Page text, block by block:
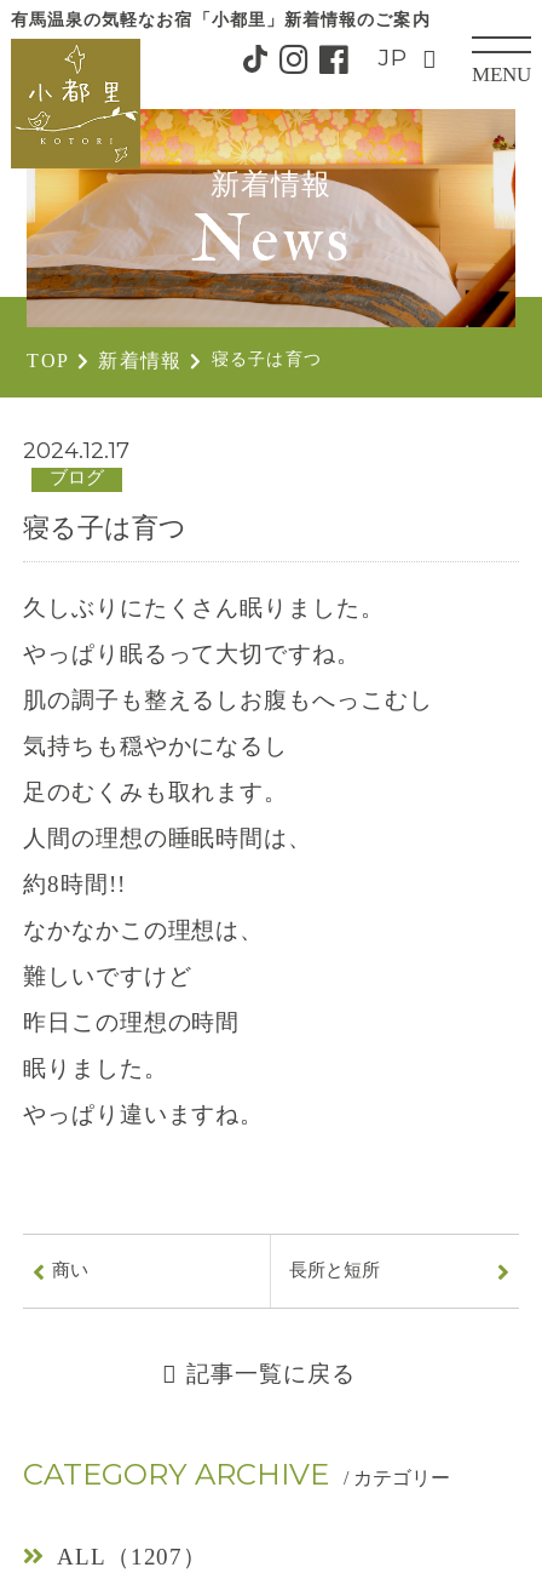
有馬温泉の気軽なお宿「小都里」 新着情報のご案内
MENU
CLOSE
-
9
新着情報
News
TOP 新着情報 寝る子は育つ
2024.12.17
ブログ
寝る子は育つ
久しぶりにたくさん眠りました。
やっぱり眠るって大切ですね。
肌の調子も整えるしお腹もへっこむし
気持ちも穏やかになるし
足のむくみも取れます。
人間の理想の睡眠時間は、
約8時間!!
なかなかこの理想は、
難しいですけど
昨日この理想の時間
眠りました。
やっぱり違いますね。
商い 長所と短所
記事一覧に戻る
CATEGORY ARCHIVE / カテゴリー
ALL（1207）